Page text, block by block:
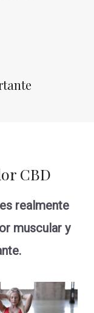
CBD
realmente
muscular y